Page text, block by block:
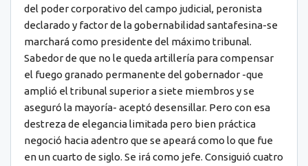
del poder corporativo del campo judicial, peronista
declarado y factor de la gobernabilidad santafesina-se
marchará como presidente del máximo tribunal.
Sabedor de que no le queda artillería para compensar
el fuego granado permanente del gobernador -que
amplió el tribunal superior a siete miembros y se
aseguró la mayoría- aceptó desensillar. Pero con esa
destreza de elegancia limitada pero bien práctica
negoció hacia adentro que se apeará como lo que fue
en un cuarto de siglo. Se irá como jefe. Consiguió cuatro